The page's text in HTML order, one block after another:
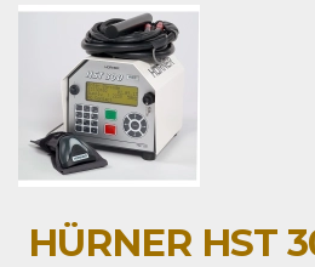
HÜRNER HST